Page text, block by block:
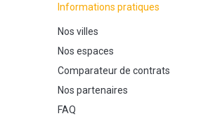
Informations pratiques
Nos villes
Nos espaces
Comparateur de contrats
Nos partenaires
FAQ